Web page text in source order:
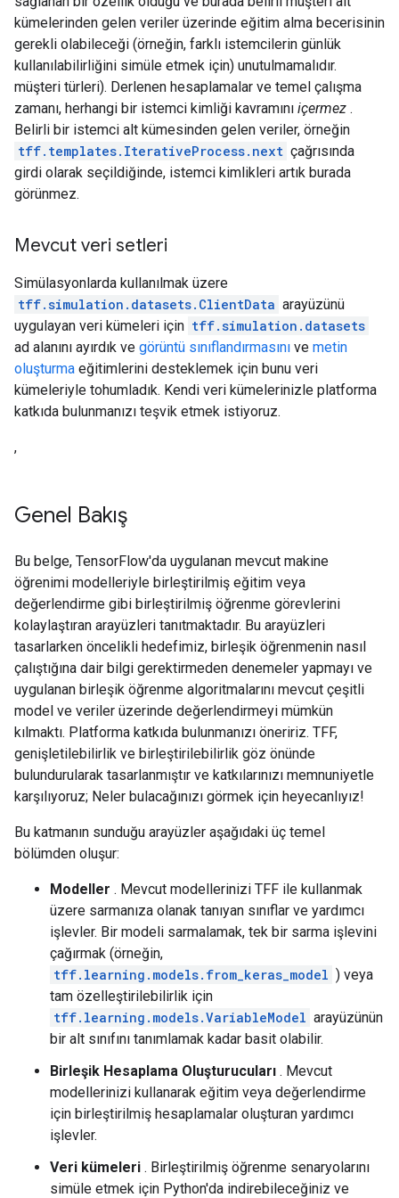
kümelerinden gelen veriler üzerinde eğitim alma becerisinin
gerekli olabileceği (örneğin, farklı istemcilerin günlük
kullanılabilirliğini simüle etmek için) unutulmamalıdır.
müşteri türleri). Derlenen hesaplamalar ve temel çalışma
zamanı, herhangi bir istemci kimliği kavramını içermez .
Belirli bir istemci alt kümesinden gelen veriler, örneğin
tff.templates.IterativeProcess.next çağrısında
girdi olarak seçildiğinde, istemci kimlikleri artık burada
görünmez.
Mevcut veri setleri
Simülasyonlarda kullanılmak üzere
tff.simulation.datasets.ClientData arayüzünü
uygulayan veri kümeleri için tff.simulation.datasets
ad alanını ayırdık ve görüntü sınıflandırmasını ve metin
oluşturma eğitimlerini desteklemek için bunu veri
kümeleriyle tohumladık. Kendi veri kümelerinizle platforma
katkıda bulunmanızı teşvik etmek istiyoruz.
,
Genel Bakış
Bu belge, TensorFlow'da uygulanan mevcut makine
öğrenimi modelleriyle birleştirilmiş eğitim veya
değerlendirme gibi birleştirilmiş öğrenme görevlerini
kolaylaştıran arayüzleri tanıtmaktadır. Bu arayüzleri
tasarlarken öncelikli hedefimiz, birleşik öğrenmenin nasıl
çalıştığına dair bilgi gerektirmeden denemeler yapmayı ve
uygulanan birleşik öğrenme algoritmalarını mevcut çeşitli
model ve veriler üzerinde değerlendirmeyi mümkün
kılmaktı. Platforma katkıda bulunmanızı öneririz. TFF,
genişletilebilirlik ve birleştirilebilirlik göz önünde
bulundurularak tasarlanmıştır ve katkılarınızı memnuniyetle
karşılıyoruz; Neler bulacağınızı görmek için heyecanlıyız!
Bu katmanın sunduğu arayüzler aşağıdaki üç temel
bölümden oluşur:
Modeller . Mevcut modellerinizi TFF ile kullanmak
üzere sarmanıza olanak tanıyan sınıflar ve yardımcı
işlevler. Bir modeli sarmalamak, tek bir sarma işlevini
çağırmak (örneğin,
tff.learning.models.from_keras_model ) veya
tam özelleştirilebilirlik için
tff.learning.models.VariableModel arayüzünün
bir alt sınıfını tanımlamak kadar basit olabilir.
Birleşik Hesaplama Oluşturucuları . Mevcut
modellerinizi kullanarak eğitim veya değerlendirme
için birleştirilmiş hesaplamalar oluşturan yardımcı
işlevler.
Veri kümeleri . Birleştirilmiş öğrenme senaryolarını
simüle etmek için Python'da indirebileceğiniz ve